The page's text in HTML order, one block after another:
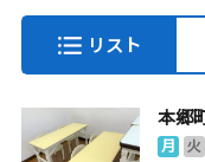
リスト
本郷
月 火